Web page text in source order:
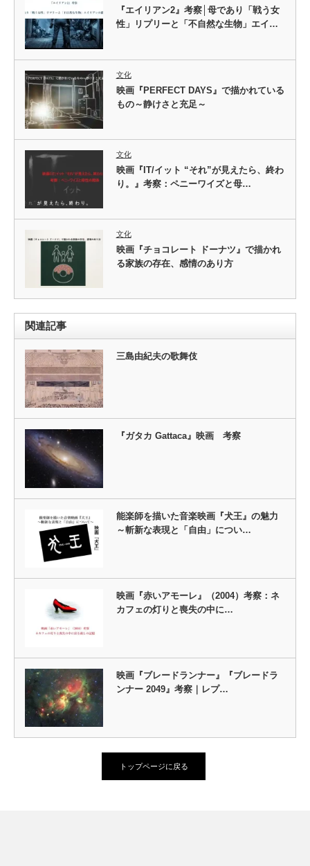
『エイリアン2』考察│母であり「戦う女
性」リプリーと「不自然な生物」エイ…
文化
映画『PERFECT DAYS』で描かれている
もの～静けさと充足～
文化
映画『IT/イット “それ”が見えたら、終わ
り。』考察：ペニーワイズと母…
文化
映画『チョコレート ドーナツ』で描かれ
る家族の存在、感情のあり方
関連記事
三島由紀夫の歌舞伎
『ガタカ Gattaca』映画 考察
能楽師を描いた音楽映画『犬王』の魅力
～斬新な表現と「自由」につい…
映画『赤いアモーレ』（2004）考察：ネ
カフェの灯りと喪失の中に…
映画『ブレードランナー』『ブレードラ
ンナー 2049』考察｜レプ…
トップページに戻る